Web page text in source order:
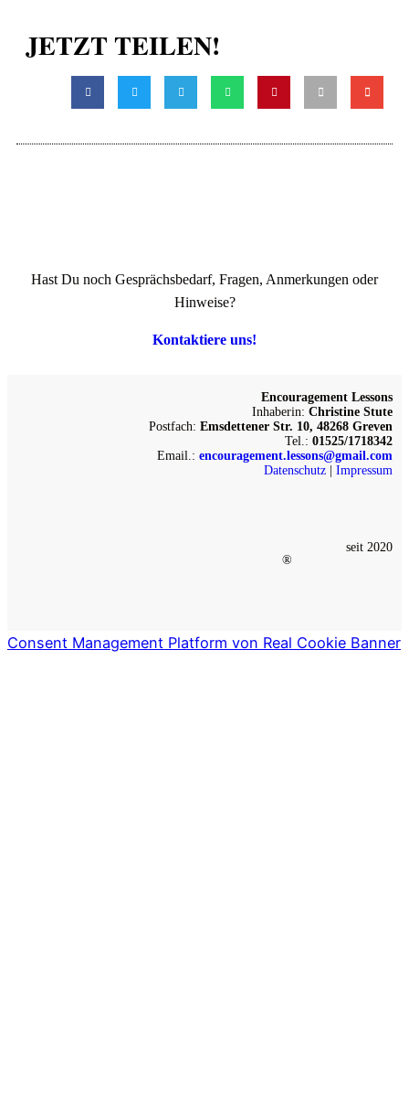
JETZT TEILEN!
Hast Du noch Gesprächsbedarf, Fragen, Anmerkungen oder
Hinweise?
Kontaktiere uns!
Encouragement Lessons
Inhaberin: Christine Stute
Postfach: Emsdettener Str. 10, 48268 Greven
Tel.: 01525/1718342
Email.: encouragement.lessons@gmail.com
Datenschutz
Impressum
seit 2020
®
Consent Management Platform von Real Cookie Banner